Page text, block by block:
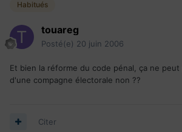
Habitués
touareg
Posté(e) 20 juin 2006
Et bien la réforme du code pénal, ça ne
d'une compagne électorale non ??
Citer